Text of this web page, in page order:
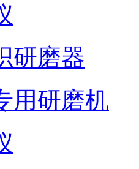
研磨器
用研磨机